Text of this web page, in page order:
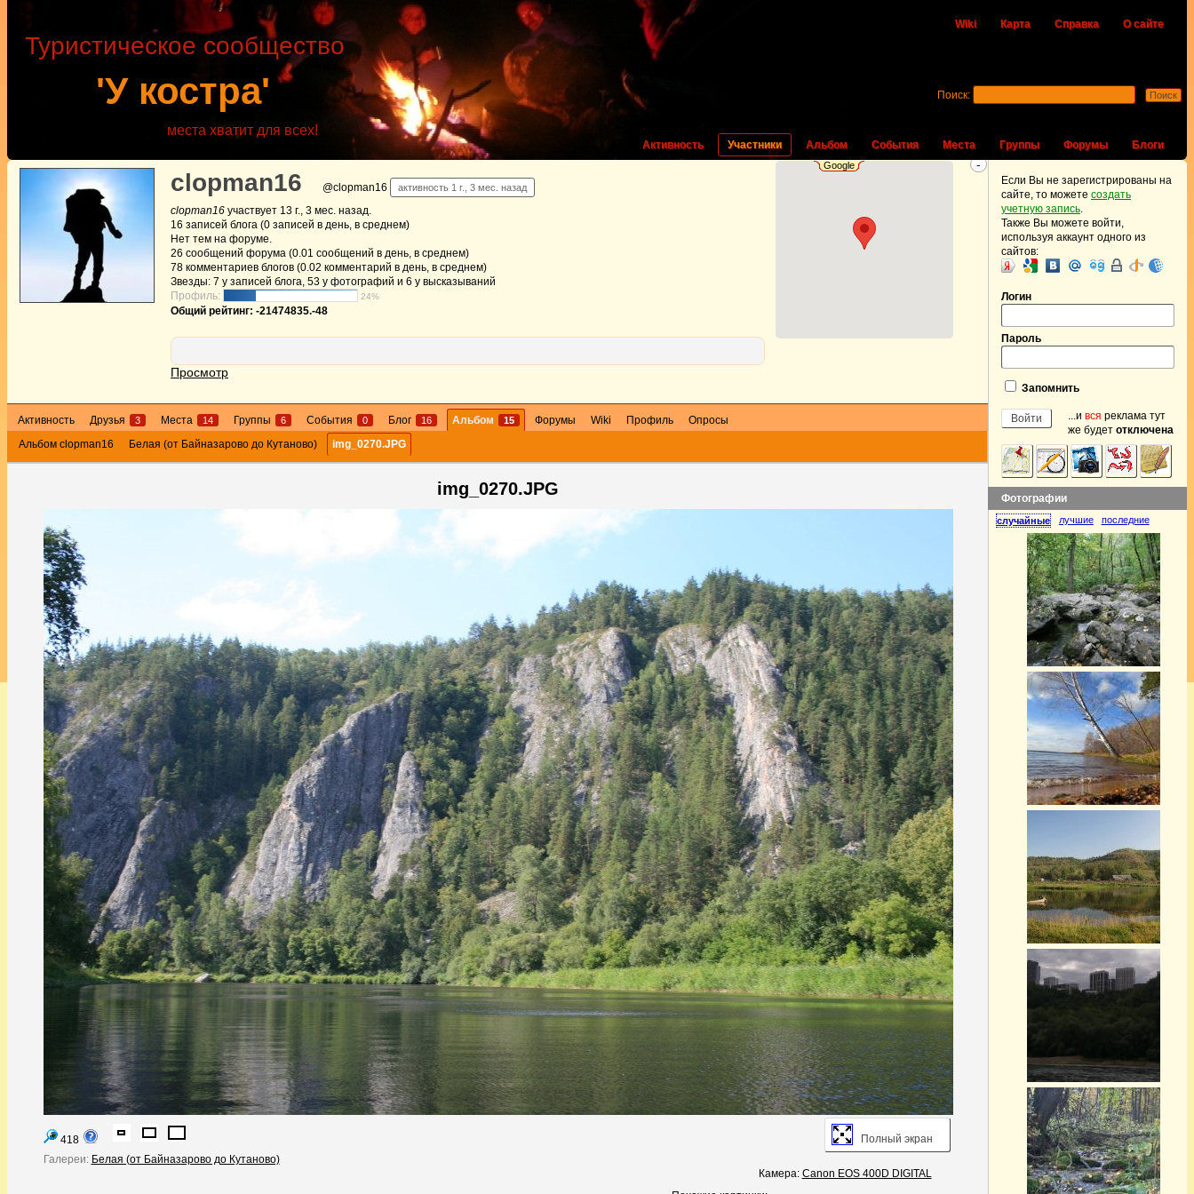
Wiki Карта Справка О сайте
'У костра'
Туристическое сообщество
места хватит для всех!
Активность Участники Альбом События Места Группы Форумы Блоги
Поиск:
-
Google
clopman16 @clopman16 активность 1 г., 3 мес. назад
clopman16 участвует 13 г., 3 мес. назад.
16 записей блога (0 записей в день, в среднем)
Нет тем на форуме.
26 сообщений форума (0.01 сообщений в день, в среднем)
78 комментариев блогов (0.02 комментарий в день, в среднем)
Звезды: 7 у записей блога, 53 у фотографий и 6 у высказываний
Профиль:
24%
Общий рейтинг: -21474835.-48
Просмотр
Активность Друзья 3 Места 14 Группы 6 События 0 Блог 16 Альбом 15 Форумы Wiki Профиль
Опросы
Альбом clopman16
Белая (от Байназарово до Кутаново) img_0270.JPG
img_0270.JPG
418
Полный экран
Галереи: Белая (от Байназарово до Кутаново)
Камера: Canon EOS 400D DIGITAL
Если Вы не зарегистрированы на
сайте, то можете создать
учетную запись.
Также Вы можете войти,
используя аккаунт одного из
сайтов:
Логин
Пароль
Запомнить
...и вся реклама тут
же будет отключена
Фотографии
случайные лучшие последние